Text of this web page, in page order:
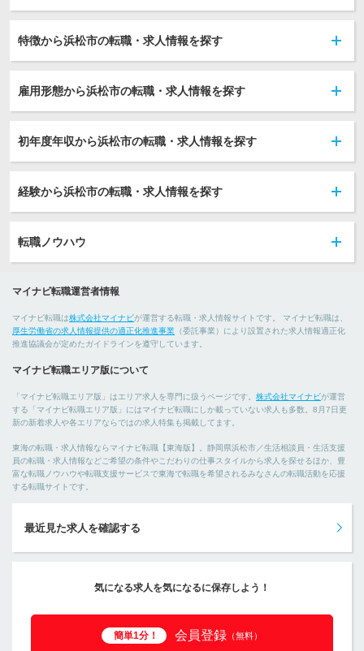
特徴から浜松市の転職・求人情報を探す
雇用形態から浜松市の転職・求人情報を探す
初年度年収から浜松市の転職・求人情報を探す
経験から浜松市の転職・求人情報を探す
転職ノウハウ
マイナビ転職運営者情報
マイナビ転職は株式会社マイナビが運営する転職・求人情報サイトです。 マイナビ転職は、
厚生労働省の求人情報提供の適正化推進事業 （委託事業）により設置された求人情報適正化
推進協議会が定めたガイドラインを遵守しています。
マイナビ転職エリア版について
「マイナビ転職エリア版」はエリア求人を専門に扱うページです。 株式会社マイナビが運営
する「マイナビ転職エリア版」にはマイナビ転職にしか載っていない求人も多数。8月7日更
新の新着求人や各エリアならではの求人特集も掲載してます。
東海の転職・求人情報ならマイナビ転職【東海版】。静岡県浜松市／生活相談員・生活支援
員の転職・求人情報などご希望の条件やこだわりの仕事スタイルから求人を探せるほか、豊
富な転職ノウハウや転職支援サービスで東海で転職を希望されるみなさんの転職活動を応援
する転職サイトです。
最近見た求人を確認する
気になる求人を気になるに保存しよう！
簡単1分！ 会員登録 （無料）